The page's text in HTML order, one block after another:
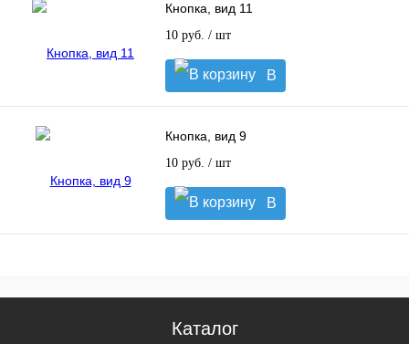
Кнопка, вид 11
10 руб. / шт
В
корзину
Кнопка, вид 9
10 руб. / шт
В
корзину
Каталог